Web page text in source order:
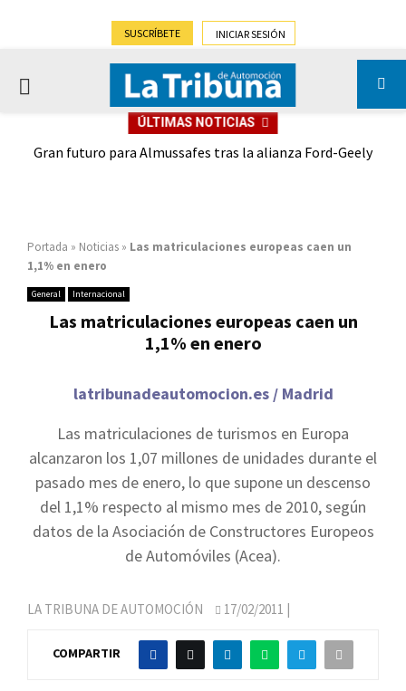
SUSCRÍBETE INICIAR SESIÓN
PRIMARY
ÚLTIMAS NOTICIAS
Gran futuro para Almussafes tras la alianza Ford-Geely
Portada » Noticias » Las matriculaciones europeas caen un
1,1% en enero
General Internacional
Las matriculaciones europeas caen un
1,1% en enero
latribunadeautomocion.es / Madrid
Las matriculaciones de turismos en Europa
alcanzaron los 1,07 millones de unidades durante el
pasado mes de enero, lo que supone un descenso
del 1,1% respecto al mismo mes de 2010, según
datos de la Asociación de Constructores Europeos
de Automóviles (Acea).
LA TRIBUNA DE AUTOMOCIÓN 17/02/2011 |
COMPARTIR